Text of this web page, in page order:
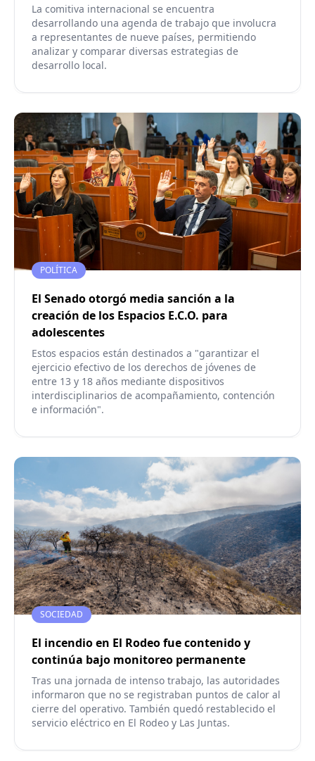
La comitiva internacional se encuentra
desarrollando una agenda de trabajo que involucra
a representantes de nueve países, permitiendo
analizar y comparar diversas estrategias de
desarrollo local.
POLÍTICA
El Senado otorgó media sanción a la
creación de los Espacios E.C.O. para
adolescentes
Estos espacios están destinados a "garantizar el
ejercicio efectivo de los derechos de jóvenes de
entre 13 y 18 años mediante dispositivos
interdisciplinarios de acompañamiento, contención
e información".
SOCIEDAD
El incendio en El Rodeo fue contenido y
continúa bajo monitoreo permanente
Tras una jornada de intenso trabajo, las autoridades
informaron que no se registraban puntos de calor al
cierre del operativo. También quedó restablecido el
servicio eléctrico en El Rodeo y Las Juntas.